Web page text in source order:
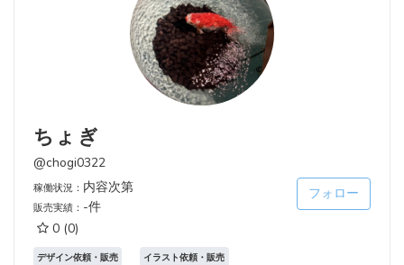
ちょぎ
@chogi0322
稼働状況： 内容次第
販売実績： -件
0 (0)
フォロー
デザイン依頼・販売 イラスト依頼・販売